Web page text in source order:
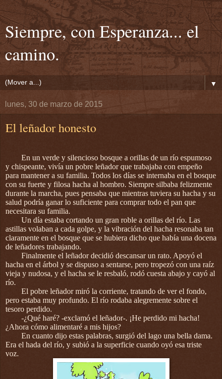
Siempre, con Esperanza... el
camino.
▼
lunes, 30 de marzo de 2015
El leñador honesto
En un verde y silencioso bosque a orillas de un río espumoso
y chispeante, vivía un pobre leñador que trabajaba con empeño
para mantener a su familia. Todos los días se internaba en el bosque
con su fuerte y filosa hacha al hombro. Siempre silbaba felizmente
durante la marcha, pues pensaba que mientras tuviera su hacha y su
salud podría ganar lo suficiente para comprar todo el pan que
necesitara su familia.
Un día estaba cortando un gran roble a orillas del río. Las
astillas volaban a cada golpe, y la vibración del hacha resonaba tan
claramente en el bosque que se hubiera dicho que había una docena
de leñadores trabajando.
Finalmente el leñador decidió descansar un rato. Apoyó el
hacha en el árbol y se dispuso a sentarse, pero tropezó con una raíz
vieja y nudosa, y el hacha se le resbaló, rodó cuesta abajo y cayó al
río.
El pobre leñador miró la corriente, tratando de ver el fondo,
pero estaba muy profundo. El río rodaba alegremente sobre el
tesoro perdido.
-¿Qué haré? -exclamó el leñador-. ¡He perdido mi hacha!
¿Ahora cómo alimentaré a mis hijos?
En cuanto dijo estas palabras, surgió del lago una bella dama.
Era el hada del río, y subió a la superficie cuando oyó esa triste
voz.